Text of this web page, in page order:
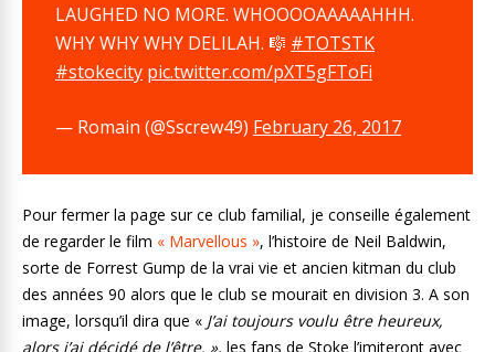
LAUGHED NO MORE. WHOOOOAAAAAHHH.
WHY WHY WHY DELILAH. 🎼 #TOTSTK
#stokecity pic.twitter.com/pXT5gFToFi
— Romain (@Sscrew49) February 26, 2017
Pour fermer la page sur ce club familial, je conseille également
de regarder le film « Marvellous », l’histoire de Neil Baldwin,
sorte de Forrest Gump de la vrai vie et ancien kitman du club
des années 90 alors que le club se mourait en division 3. A son
image, lorsqu’il dira que « J’ai toujours voulu être heureux,
alors j’ai décidé de l’être. », les fans de Stoke l’imiteront avec